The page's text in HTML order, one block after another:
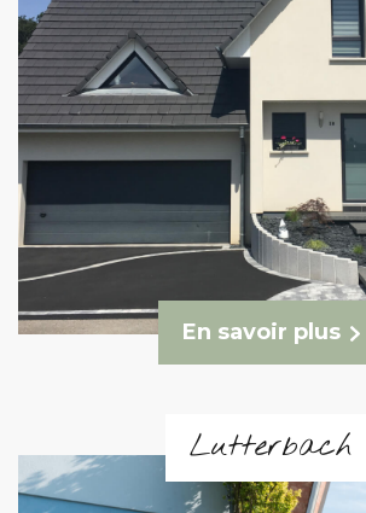
En savoir plus
Lutterbach